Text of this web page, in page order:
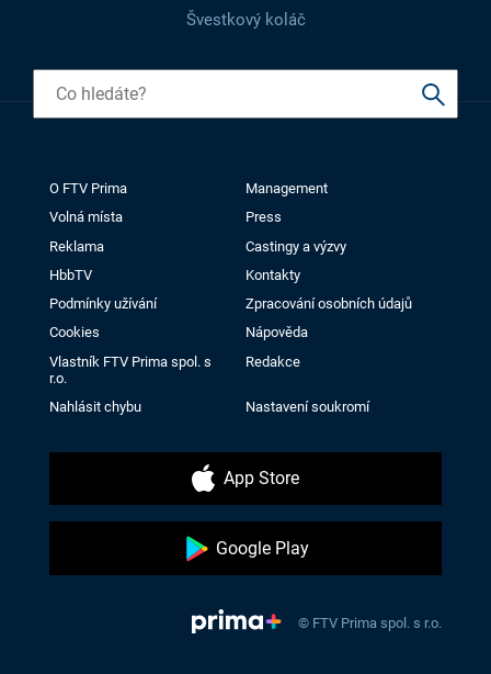
Švestkový koláč
O FTV Prima
Management
Volná místa
Press
Reklama
Castingy a výzvy
HbbTV
Kontakty
Podmínky užívání
Zpracování osobních údajů
Cookies
Nápověda
Vlastník FTV Prima spol. s
r.o.
Redakce
Nahlásit chybu Nastavení soukromí
App Store
Google Play
© FTV Prima spol. s r.o.